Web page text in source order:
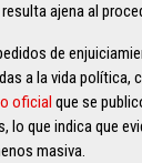
ajena al
de
a la vida política,
oficial que se
que indica que
masiva.